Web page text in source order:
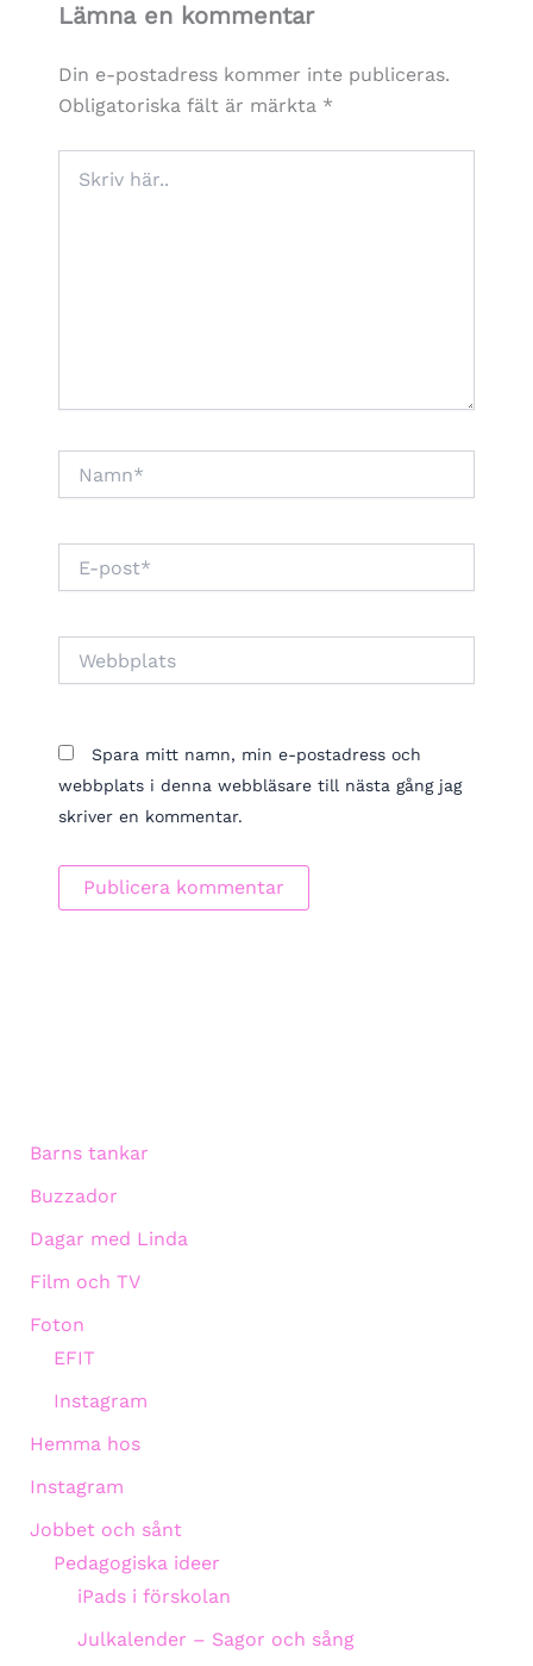
Lämna en kommentar
Din e-postadress kommer inte publiceras.
Obligatoriska fält är märkta *
här..
post*
Spara mitt namn, min e-postadress och
webbplats i denna webbläsare till nästa gång jag
skriver en kommentar.
Barns tankar
Buzzador
Dagar med Linda
Film och TV
Foton
EFIT
Instagram
Hemma hos
Instagram
Jobbet och sånt
Pedagogiska ideer
iPads i förskolan
Julkalender – Sagor och sång